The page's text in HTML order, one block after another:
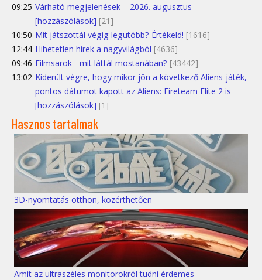
09:25 Várható megjelenések – 2026. augusztus
[hozzászólások] [21]
10:50 Mit játszottál végig legutóbb? Értékeld! [1616]
12:44 Hihetetlen hírek a nagyvilágból [4636]
09:46 Filmsarok - mit láttál mostanában? [43442]
13:02 Kiderült végre, hogy mikor jön a következő Aliens-játék,
pontos dátumot kapott az Aliens: Fireteam Elite 2 is
[hozzászólások] [1]
Hasznos tartalmak
3D-nyomtatás otthon, közérthetően
Amit az ultraszéles monitorokról tudni érdemes